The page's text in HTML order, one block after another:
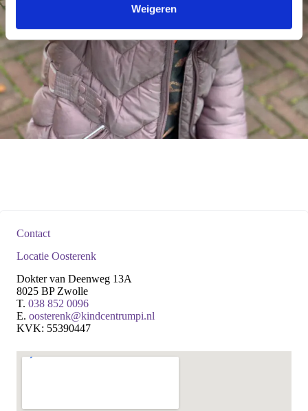
i
Weigeren
Contact
Locatie Oosterenk
Dokter van Deenweg 13A
8025 BP Zwolle
T. 038 852 0096
E. oosterenk@kindcentrumpi.nl
KVK: 55390447